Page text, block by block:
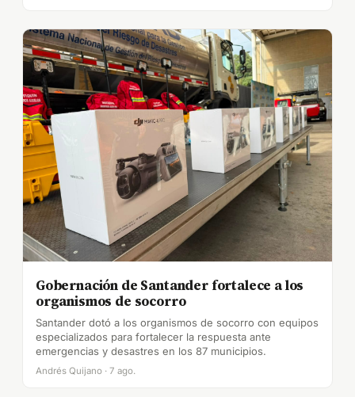
Gobernación de Santander fortalece a los
organismos de socorro
Santander dotó a los organismos de socorro con equipos
especializados para fortalecer la respuesta ante
emergencias y desastres en los 87 municipios.
Andrés Quijano · 7 ago.